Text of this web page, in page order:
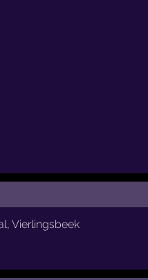
, Vierlingsbeek